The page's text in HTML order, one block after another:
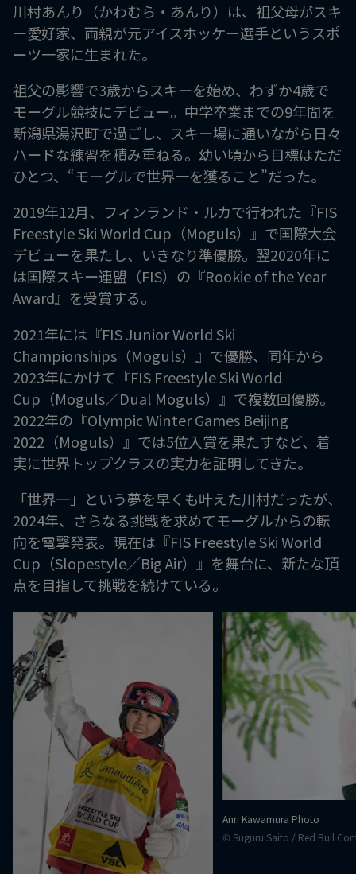
川村あんり（かわむら・あんり）は、祖父母がスキ
ー愛好家、両親が元アイスホッケー選手というスポ
ーツ一家に生まれた。
祖父の影響で3歳からスキーを始め、わずか4歳で
モーグル競技にデビュー。中学卒業までの9年間を
新潟県湯沢町で過ごし、スキー場に通いながら日々
ハードな練習を積み重ねる。幼い頃から目標はただ
ひとつ、“モーグルで世界一を獲ること”だった。
2019年12月、フィンランド・ルカで行われた『FIS
Freestyle Ski World Cup（Moguls）』で国際大会
デビューを果たし、いきなり準優勝。翌2020年に
は国際スキー連盟（FIS）の『Rookie of the Year
Award』を受賞する。
2021年には『FIS Junior World Ski
Championships（Moguls）』で優勝、同年から
2023年にかけて『FIS Freestyle Ski World
Cup（Moguls／Dual Moguls）』で複数回優勝。
2022年の『Olympic Winter Games Beijing
2022（Moguls）』では5位入賞を果たすなど、着
実に世界トップクラスの実力を証明してきた。
「世界一」という夢を早くも叶えた川村だったが、
2024年、さらなる挑戦を求めてモーグルからの転
向を電撃発表。現在は『FIS Freestyle Ski World
Cup（Slopestyle／Big Air）』を舞台に、新たな頂
点を目指して挑戦を続けている。
Anri Kawamura Photo
© Suguru Saito / Red Bull